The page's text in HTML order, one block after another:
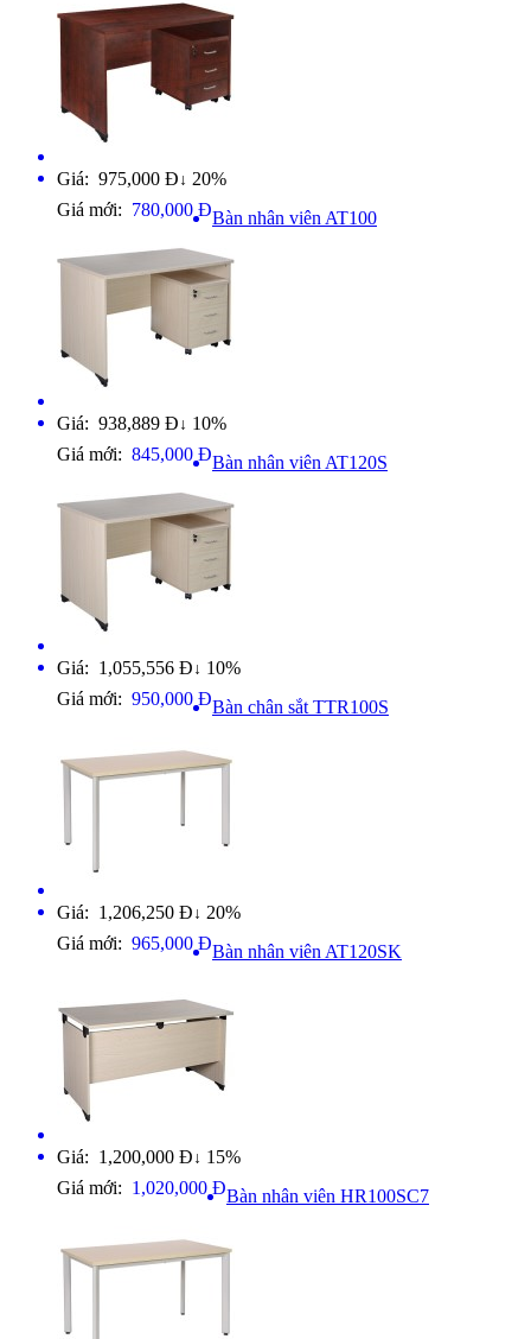
Giá: 975,000 Đ ↓ 20%
Giá mới: 780,000 ĐBàn nhân viên AT100
Giá: 938,889 Đ ↓ 10%
Giá mới: 845,000 ĐBàn nhân viên AT120S
Giá: 1,055,556 Đ ↓ 10%
Giá mới: 950,000 ĐBàn chân sắt TTR100S
Giá: 1,206,250 Đ ↓ 20%
Giá mới: 965,000 ĐBàn nhân viên AT120SK
Giá: 1,200,000 Đ ↓ 15%
Giá mới: 1,020,000 ĐBàn nhân viên HR100SC7